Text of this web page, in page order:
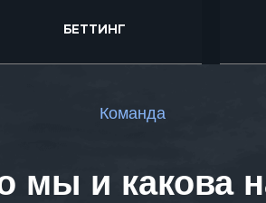
БЕТТИНГ
Команда
мы и какова